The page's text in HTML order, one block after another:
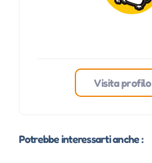
Visita profilo
Potrebbe interessarti anche :